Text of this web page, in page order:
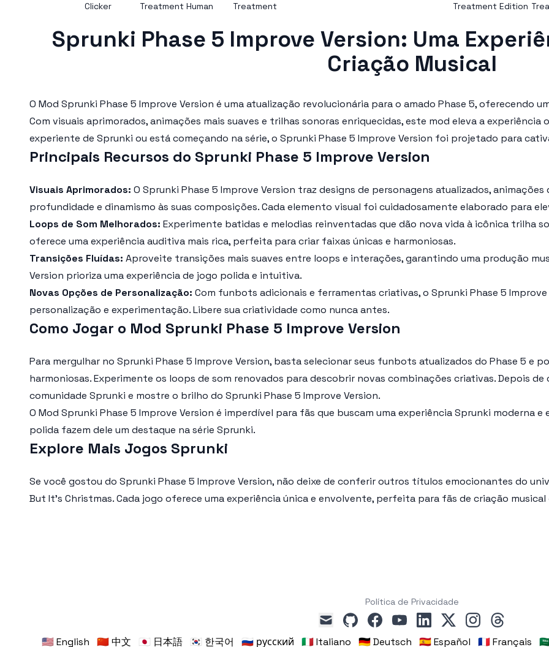
Clicker
Treatment Human
Treatment
Treatment Edition
Sprunki Phase 5 Improve Version: Uma
Criação Musical
O Mod Sprunki Phase 5 Improve Version é uma atualização revolucionária para o amado Phase 5, oferecendo
Com visuais aprimorados, animações mais suaves e trilhas sonoras enriquecidas, este mod eleva a
experiente de Sprunki ou está começando na série, o Sprunki Phase 5 Improve Version foi projetado para
Principais Recursos do Sprunki Phase 5 Improve Version
Visuais Aprimorados: O Sprunki Phase 5 Improve Version traz designs de personagens atualizados,
profundidade e dinamismo às suas composições. Cada elemento visual foi cuidadosamente elaborado para
Loops de Som Melhorados: Experimente batidas e melodias reinventadas que dão nova vida à icônica trilha
oferece uma experiência auditiva mais rica, perfeita para criar faixas únicas e harmoniosas.
Transições Fluídas: Aproveite transições mais suaves entre loops e interações, garantindo uma produção
Version prioriza uma experiência de jogo polida e intuitiva.
Novas Opções de Personalização: Com funbots adicionais e ferramentas criativas, o Sprunki Phase 5
personalização e experimentação. Libere sua criatividade como nunca antes.
Como Jogar o Mod Sprunki Phase 5 Improve Version
Para mergulhar no Sprunki Phase 5 Improve Version, basta selecionar seus funbots atualizados do Phase 5 e
harmoniosas. Experimente os loops de som renovados para descobrir novas combinações criativas. Depois
comunidade Sprunki e mostre o brilho do Sprunki Phase 5 Improve Version.
O Mod Sprunki Phase 5 Improve Version é imperdível para fãs que buscam uma experiência Sprunki moderna e
polida fazem dele um destaque na série Sprunki.
Explore Mais Jogos Sprunki
Se você gostou do Sprunki Phase 5 Improve Version, não deixe de conferir outros títulos emocionantes do
But It's Christmas. Cada jogo oferece uma experiência única e envolvente, perfeita para fãs de criação
Política de Privacidade
mail
githubfacebookyoutubelinkedin
x instagramthreads
🇺🇸 English 🇨🇳 中文 🇯🇵 日本語 🇰🇷 한국어 🇷🇺 русский 🇮🇹 Italiano 🇩🇪 Deutsch 🇪🇸 Español 🇫🇷 Français